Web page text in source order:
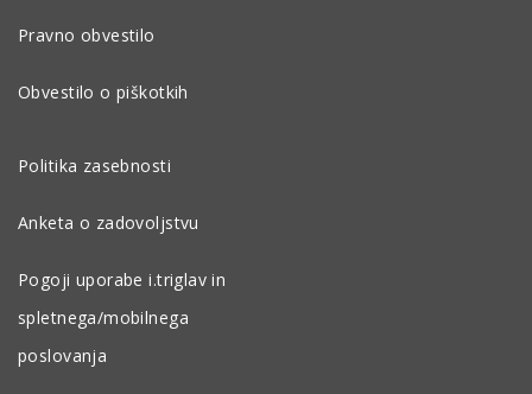
Pravno obvestilo
Obvestilo o piškotkih
Politika zasebnosti
Anketa o zadovoljstvu
Pogoji uporabe i.triglav in
spletnega/mobilnega
poslovanja